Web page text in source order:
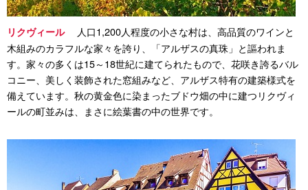
リクヴィール
人口1,200人程度の小さな村は、高品質のワインと
木組みのカラフルな家々を誇り、「アルザスの真珠」と謳われま
す。家々の多くは15～18世紀に建てられたもので、花咲き誇るバル
コニー、美しく装飾された窓組みなど、アルザス特有の建築様式を
備えています。秋の黄金色に染まったブドウ畑の中に建つリクヴィ
ールの町並みは、まさに絵葉書の中の世界です。